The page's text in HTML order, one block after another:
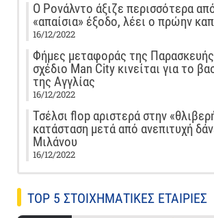
Ο Ρονάλντο άξιζε περισσότερα
«απαίσια» έξοδο, λέει ο πρώην
16/12/2022
Φήμες μεταφοράς της
σχέδιο Man City κινείται για το
της Αγγλίας
16/12/2022
Τσέλσι flop αριστερά στην
κατάσταση μετά από ανεπιτυχή
Μιλάνου
16/12/2022
TOP 5 ΣΤΟΙΧΗΜΑΤΙΚΕΣ ΕΤΑΙΡΙΕΣ